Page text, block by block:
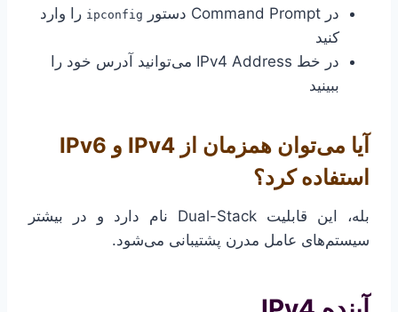
در Command Prompt دستور ipconfig را وارد
کنید
در خط IPv4 Address می‌توانید آدرس خود را
ببینید
آیا می‌توان همزمان از IPv4 و IPv6
استفاده کرد؟
بله، این قابلیت Dual-Stack نام دارد و در بیشتر
سیستم‌های عامل مدرن پشتیبانی می‌شود.